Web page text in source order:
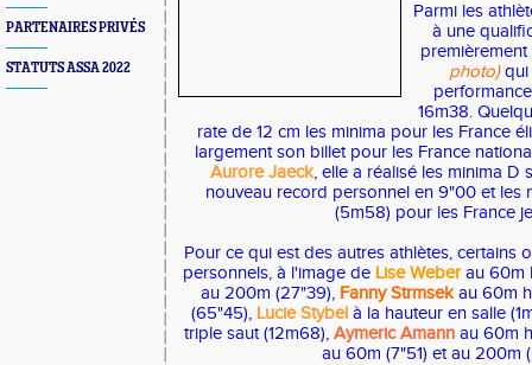
PARTENAIRES PRIVÉS
STATUTS ASSA 2022
Parmi les
à une
photo)qui
16m38.
rate de 12 cm les minima pour les France
largement son billet pour les France
Aurore Jaeck, elle a réalisé les minima D
nouveau record personnel en 9"00 et les
(5m58) pour les France
Pour ce qui est des autres athlètes, certains
personnels, à l'image de Lise Weber au 60m
au 200m (27"39), Fanny Strmsek au 60m
(65"45), Lucie Stybel à la hauteur en salle
triple saut (12m68), Aymeric Amann au 60m
au 60m (7"51) et au 200m